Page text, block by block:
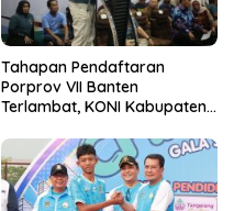
Tahapan Pendaftaran
Porprov VII Banten
Terlambat, KONI Kabupaten
Kesiapan Panitia